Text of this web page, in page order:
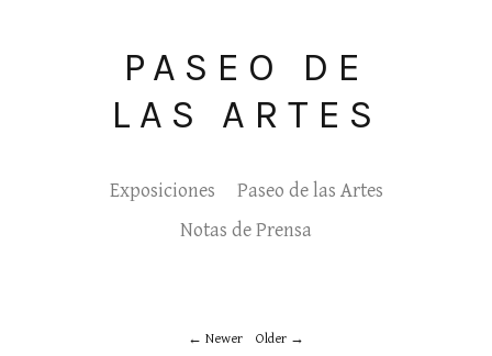
PASEO DE
LAS ARTES
Exposiciones
Paseo de las Artes
Notas de Prensa
Newer Older